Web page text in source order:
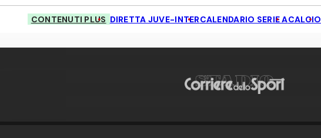
CONTENUTI PLUS DIRETTA JUVE-INTERCALENDARIO SERIE ACALCIO